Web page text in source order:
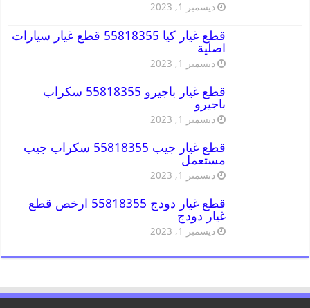
ديسمبر 1, 2023
قطع غيار كيا 55818355 قطع غيار سيارات
اصلية
ديسمبر 1, 2023
قطع غيار باجيرو 55818355 سكراب
باجيرو
ديسمبر 1, 2023
قطع غيار جيب 55818355 سكراب جيب
مستعمل
ديسمبر 1, 2023
قطع غيار دودج 55818355 ارخص قطع
غيار دودج
ديسمبر 1, 2023